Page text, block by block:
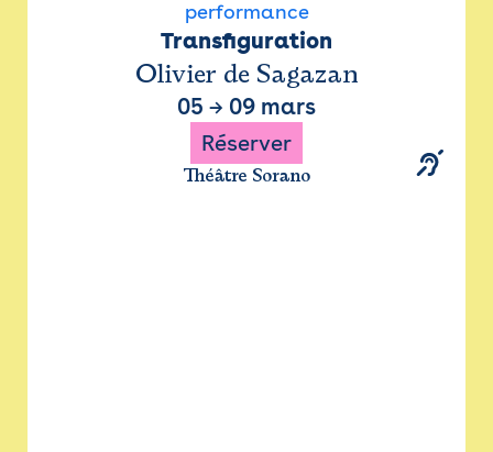
performance
Transfiguration
Olivier de Sagazan
05 → 09 mars
Réserver
Théâtre Sorano